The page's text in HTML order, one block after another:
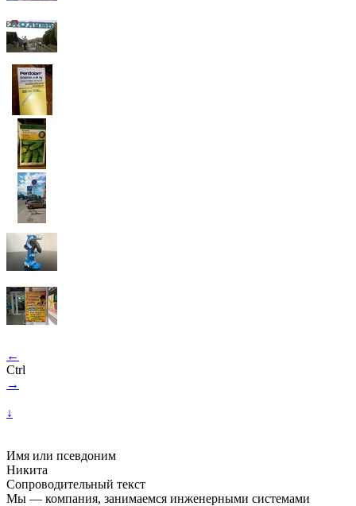
←
Ctrl
→
↓
Имя или псевдоним
Никита
Сопроводительный текст
Мы — компания, занимаемся инженерными системами